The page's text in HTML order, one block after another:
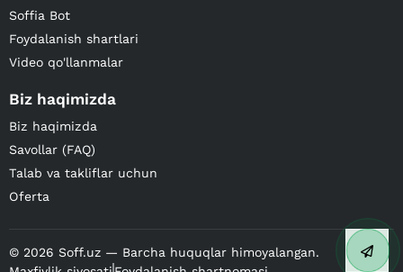
Soffia Bot
Foydalanish shartlari
Video qo'llanmalar
Biz haqimizda
Biz haqimizda
Savollar (FAQ)
Talab va takliflar uchun
Oferta
© 2026 Soff.uz — Barcha huquqlar himoyalangan.